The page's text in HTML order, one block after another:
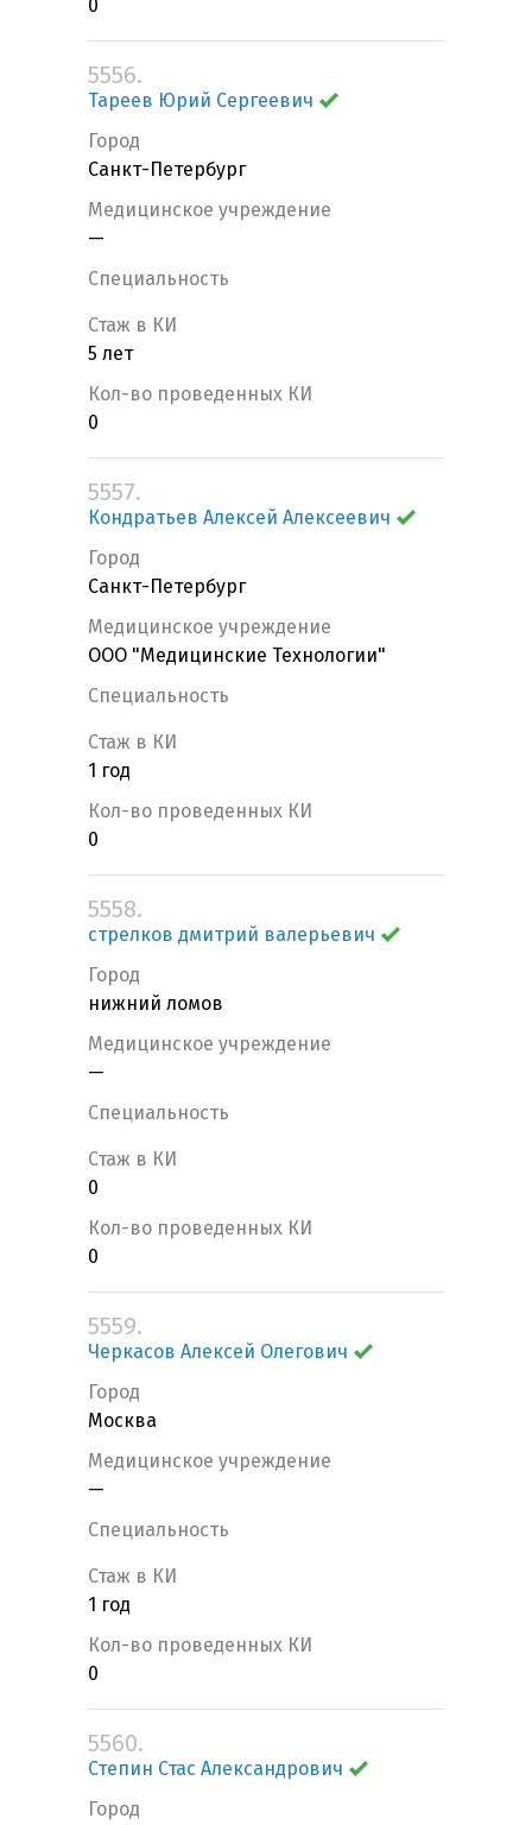
0
5556.
Тареев Юрий Сергеевич
Город
Санкт-Петербург
Медицинское учреждение
—
Специальность
Стаж в КИ
5 лет
Кол-во проведенных КИ
0
5557.
Кондратьев Алексей Алексеевич
Город
Санкт-Петербург
Медицинское учреждение
ООО "Медицинские Технологии"
Специальность
Стаж в КИ
1 год
Кол-во проведенных КИ
0
5558.
стрелков дмитрий валерьевич
Город
нижний ломов
Медицинское учреждение
—
Специальность
Стаж в КИ
0
Кол-во проведенных КИ
0
5559.
Черкасов Алексей Олегович
Город
Москва
Медицинское учреждение
—
Специальность
Стаж в КИ
1 год
Кол-во проведенных КИ
0
5560.
Степин Стас Александрович
Город